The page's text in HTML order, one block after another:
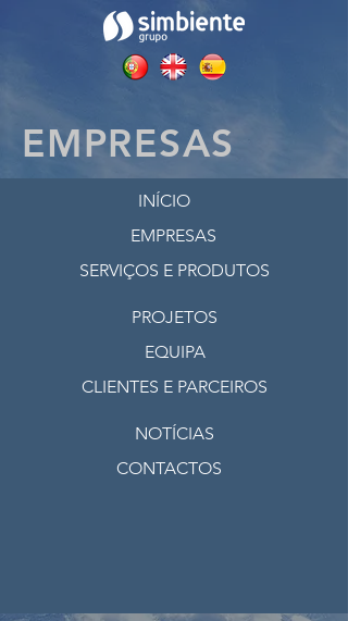
EMPRESAS
INÍCIO
EMPRESAS
SERVIÇOS E PRODUTOS
PROJETOS
EQUIPA
CLIENTES E PARCEIROS
NOTÍCIAS
CONTACTOS